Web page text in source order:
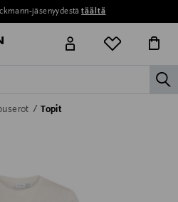
jäsenyydestätäältä
LAPSET
Topit